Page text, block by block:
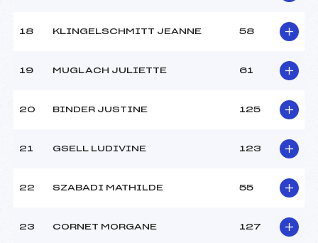
226.2700
U12+U14
18 KLINGELSCHMITT JEANNE 58
19 MUGLACH JULIETTE 61
20 BINDER JUSTINE 125
21 GSELL LUDIVINE 123
22 SZABADI MATHILDE 55
23 CORNET MORGANE 127